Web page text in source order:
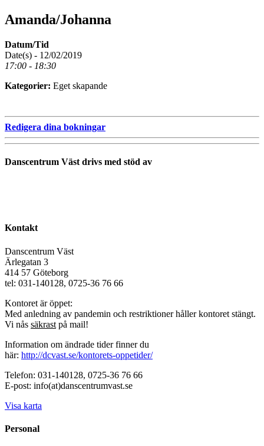
Amanda/Johanna
Datum/Tid
Date(s) - 12/02/2019
17:00 - 18:30
Kategorier: Eget skapande
Redigera dina bokningar
Danscentrum Väst drivs med stöd av
Kontakt
Danscentrum Väst
Ärlegatan 3
414 57 Göteborg
tel: 031-140128, 0725-36 76 66
Kontoret är öppet:
Med anledning av pandemin och restriktioner håller kontoret stängt.
Vi nås säkrast på mail!
Information om ändrade tider finner du
här: http://dcvast.se/kontorets-oppetider/
Telefon: 031-140128, 0725-36 76 66
E-post: info(at)danscentrumvast.se
Visa karta
Personal